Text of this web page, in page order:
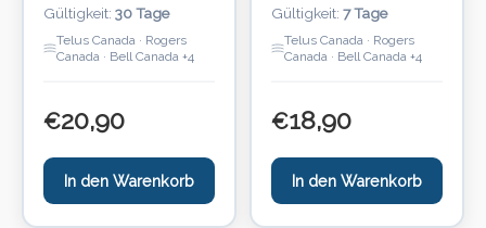
Gültigkeit: 30 Tage
Telus Canada · Rogers
Canada · Bell Canada +4
€20,90
In den Warenkorb
Gültigkeit: 7 Tage
Telus Canada · Rogers
Canada · Bell Canada +4
€18,90
In den Warenkorb